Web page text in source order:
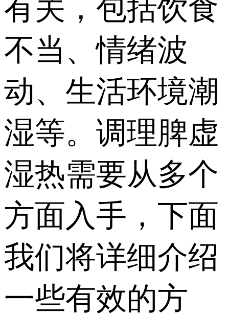
有关，包括饮食
不当、情绪波
动、生活环境潮
湿等。调理脾虚
湿热需要从多个
方面入手，下面
我们将详细介绍
一些有效的方